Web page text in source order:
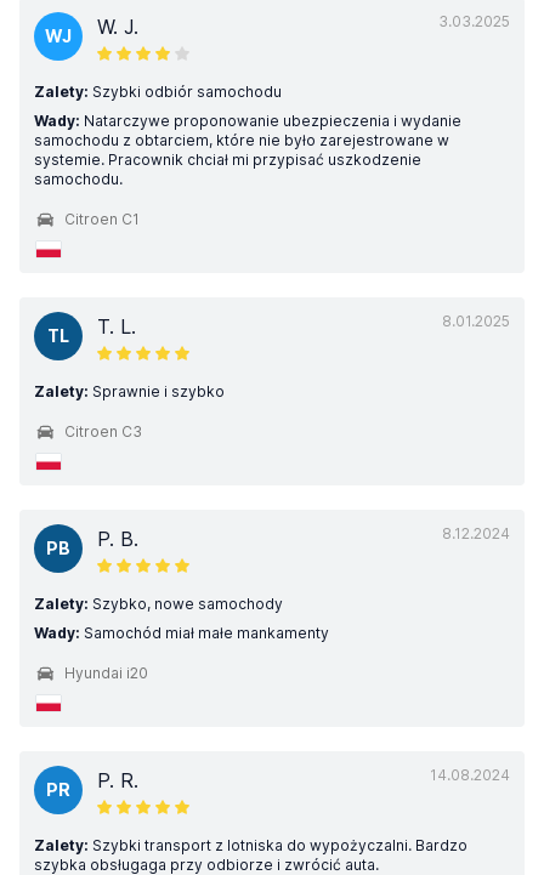
3.03.2025
WJ W. J.
Zalety: Szybki odbiór samochodu
Wady: Natarczywe proponowanie ubezpieczenia i wydanie
samochodu z obtarciem, które nie było zarejestrowane w
systemie. Pracownik chciał mi przypisać uszkodzenie
samochodu.
Citroen C1
8.01.2025
TL T. L.
Zalety: Sprawnie i szybko
Citroen C3
8.12.2024
PB P. B.
Zalety: Szybko, nowe samochody
Wady: Samochód miał małe mankamenty
Hyundai i20
14.08.2024
PR P. R.
Zalety: Szybki transport z lotniska do wypożyczalni. Bardzo
szybka obsługaga przy odbiorze i zwrócić auta.